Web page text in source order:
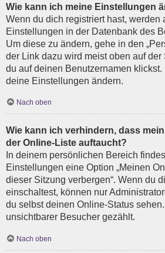
Wie kann ich meine Einstellungen
Wenn du dich registriert hast, werden
Einstellungen in der Datenbank des
Um diese zu ändern, gehe in den
der Link dazu wird meist oben auf
du auf deinen Benutzernamen
deine Einstellungen ändern.
Nach oben
Wie kann ich verhindern, dass
der Online-Liste auftaucht?
In deinem persönlichen Bereich
Einstellungen eine Option „Meinen
dieser Sitzung verbergen“. Wenn du
einschaltest, können nur
du selbst deinen Online-Status
unsichtbarer Besucher gezählt.
Nach oben